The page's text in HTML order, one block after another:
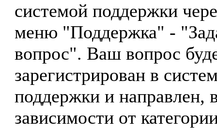
системой поддержки
меню "Поддержка" -
вопрос". Ваш вопрос
зарегистрирован в
поддержки и направлен,
зависимости от